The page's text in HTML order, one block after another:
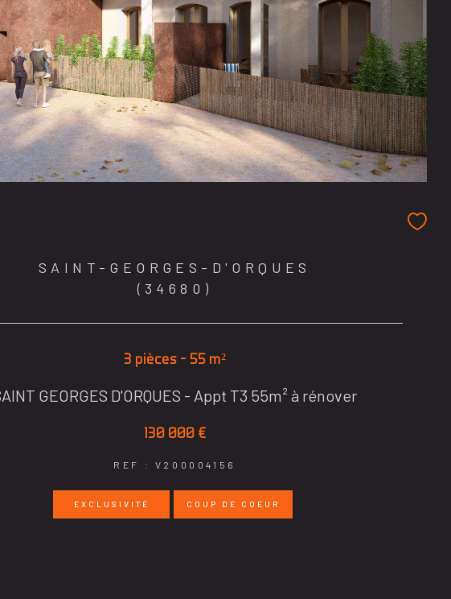
SAINT-GEORGES-D'ORQUES
(34680)
3 pièces - 55 m²
GEORGES D'ORQUES - Appt T3 55m² à rénover
130 000 €
REF : V200004156
EXCLUSIVITÉ COUP DE COEUR